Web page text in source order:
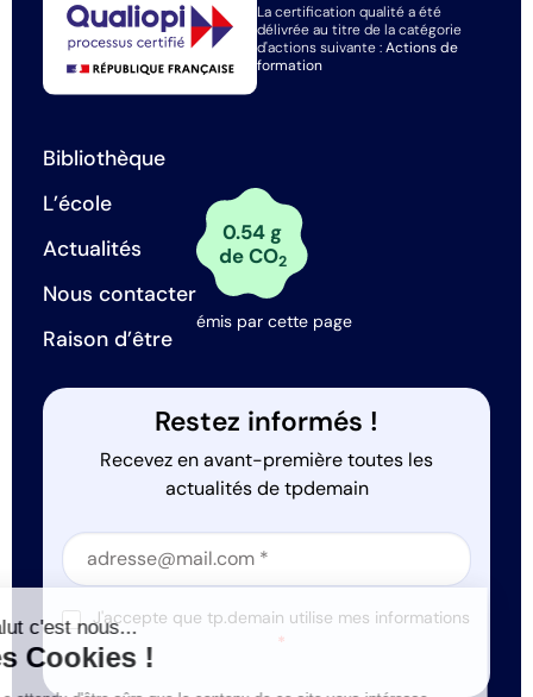
La certification qualité a été
délivrée au titre de la catégorie
d'actions suivante :Actions de
formation
Bibliothèque
L’école
Actualités
Nous contacter
Raison d’être
0.54 g
de CO2
émis par cette page
Restez informés !
Recevez en avant-première toutes les
actualités de tpdemain
Section
Section
J'accepte que tp.demain utilise mes informations
*
Salut c'est nous...
les Cookies !